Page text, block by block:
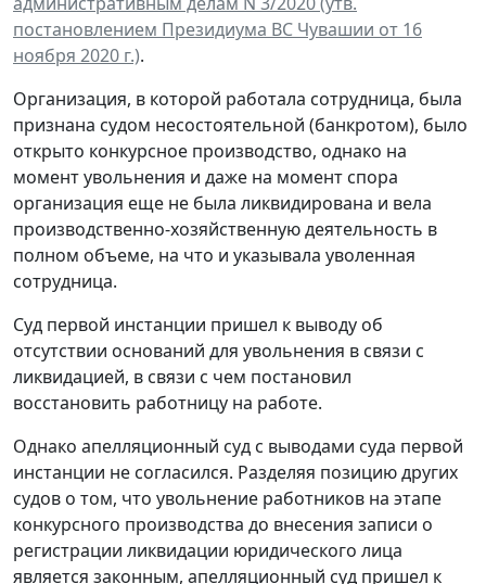
постановлением Президиума ВС Чувашии от 16
ноября 2020 г.).
Организация, в которой работала сотрудница, была
признана судом несостоятельной (банкротом), было
открыто конкурсное производство, однако на
момент увольнения и даже на момент спора
организация еще не была ликвидирована и вела
производственно-хозяйственную деятельность в
полном объеме, на что и указывала уволенная
сотрудница.
Суд первой инстанции пришел к выводу об
отсутствии оснований для увольнения в связи с
ликвидацией, в связи с чем постановил
восстановить работницу на работе.
Однако апелляционный суд с выводами суда первой
инстанции не согласился. Разделяя позицию других
судов о том, что увольнение работников на этапе
конкурсного производства до внесения записи о
регистрации ликвидации юридического лица
является законным, апелляционный суд пришел к